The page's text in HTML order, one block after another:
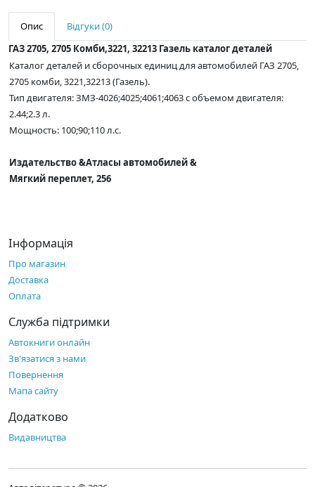
Опис
Відгуки (0)
ГАЗ 2705, 2705 Комби,3221, 32213 Газель каталог деталей
Каталог деталей и сборочных единиц для автомобилей ГАЗ 2705,
2705 комби, 3221,32213 (Газель).
Тип двигателя: ЗМЗ-4026;4025;4061;4063 с объемом двигателя:
2.44;2.3 л.
Мощность: 100;90;110 л.с.
Издательство &Атласы автомобилей &
Мягкий переплет, 256
Інформація
Про магазин
Доставка
Оплата
Служба підтримки
Автокниги онлайн
Зв'язатися з нами
Повернення
Мапа сайту
Додатково
Видавництва